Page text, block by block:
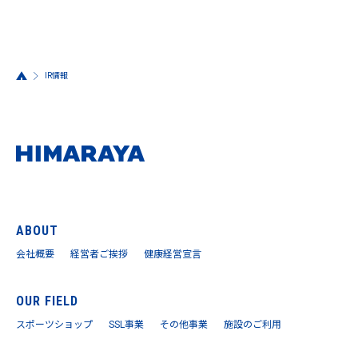
IR情報
ABOUT
会社概要 経営者ご挨拶 健康経営宣言
OUR FIELD
スポーツショップ SSL事業 その他事業 施設のご利用